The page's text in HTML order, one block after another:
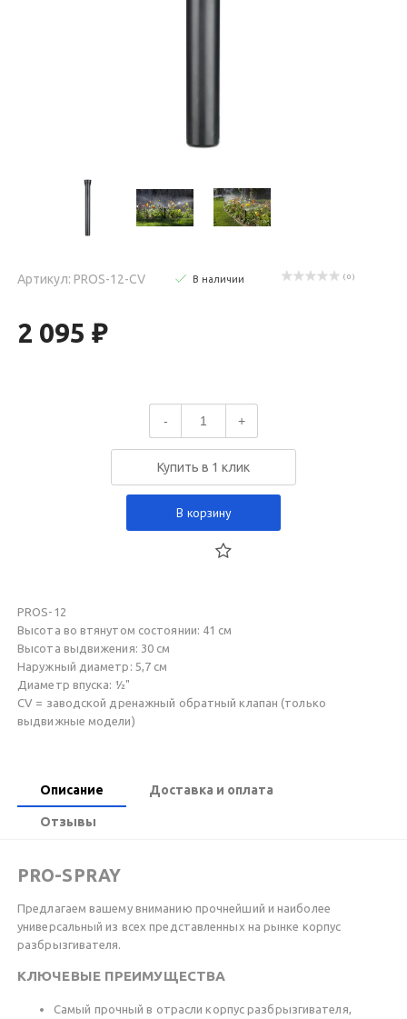
Артикул: PROS-12-CV В наличии ( 0 )
2 095 ₽
- +
Купить в 1 клик
В корзину
PROS-12
Высота во втянутом состоянии: 41 см
Высота выдвижения: 30 см
Наружный диаметр: 5,7 см
Диаметр впуска: ½"
CV = заводской дренажный обратный клапан (только
выдвижные модели)
Описание Доставка и оплата
Отзывы
PRO-SPRAY
Предлагаем вашему вниманию прочнейший и наиболее
универсальный из всех представленных на рынке корпус
разбрызгивателя.
КЛЮЧЕВЫЕ ПРЕИМУЩЕСТВА
Самый прочный в отрасли корпус разбрызгивателя,